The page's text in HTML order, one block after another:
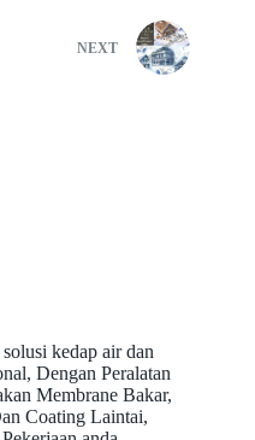
NEXT
kedap air dan
Dengan Peralatan
Membrane Bakar,
Coating Laintai,